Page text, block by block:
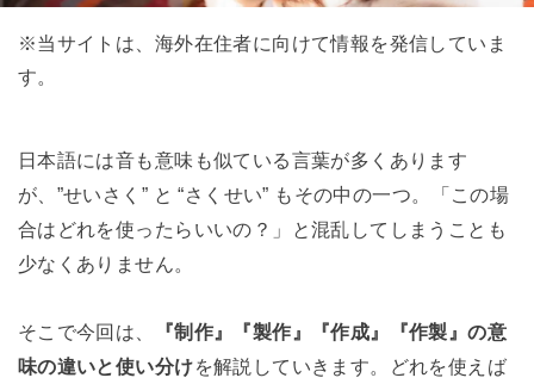
※当サイトは、海外在住者に向けて情報を発信していま
す。
日本語には音も意味も似ている言葉が多くあります
が、”せいさく” と “さくせい” もその中の一つ。「この場
合はどれを使ったらいいの？」と混乱してしまうことも
少なくありません。
そこで今回は、
『制作』『製作』『作成』『作製』の意
味の違いと使い分けを解説していきます。どれを使えば